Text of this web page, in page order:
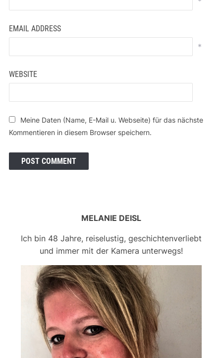
EMAIL ADDRESS
*
WEBSITE
Meine Daten (Name, E-Mail u. Webseite) für das nächste
Kommentieren in diesem Browser speichern.
MELANIE DEISL
Ich bin 48 Jahre, reiselustig, geschichtenverliebt
und immer mit der Kamera unterwegs!